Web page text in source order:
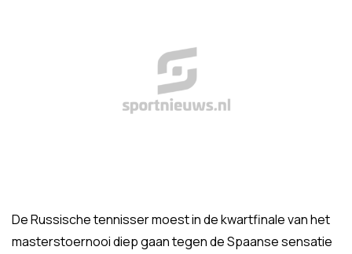
De Russische tennisser moest in de kwartfinale van het
masterstoernooi diep gaan tegen de Spaanse sensatie